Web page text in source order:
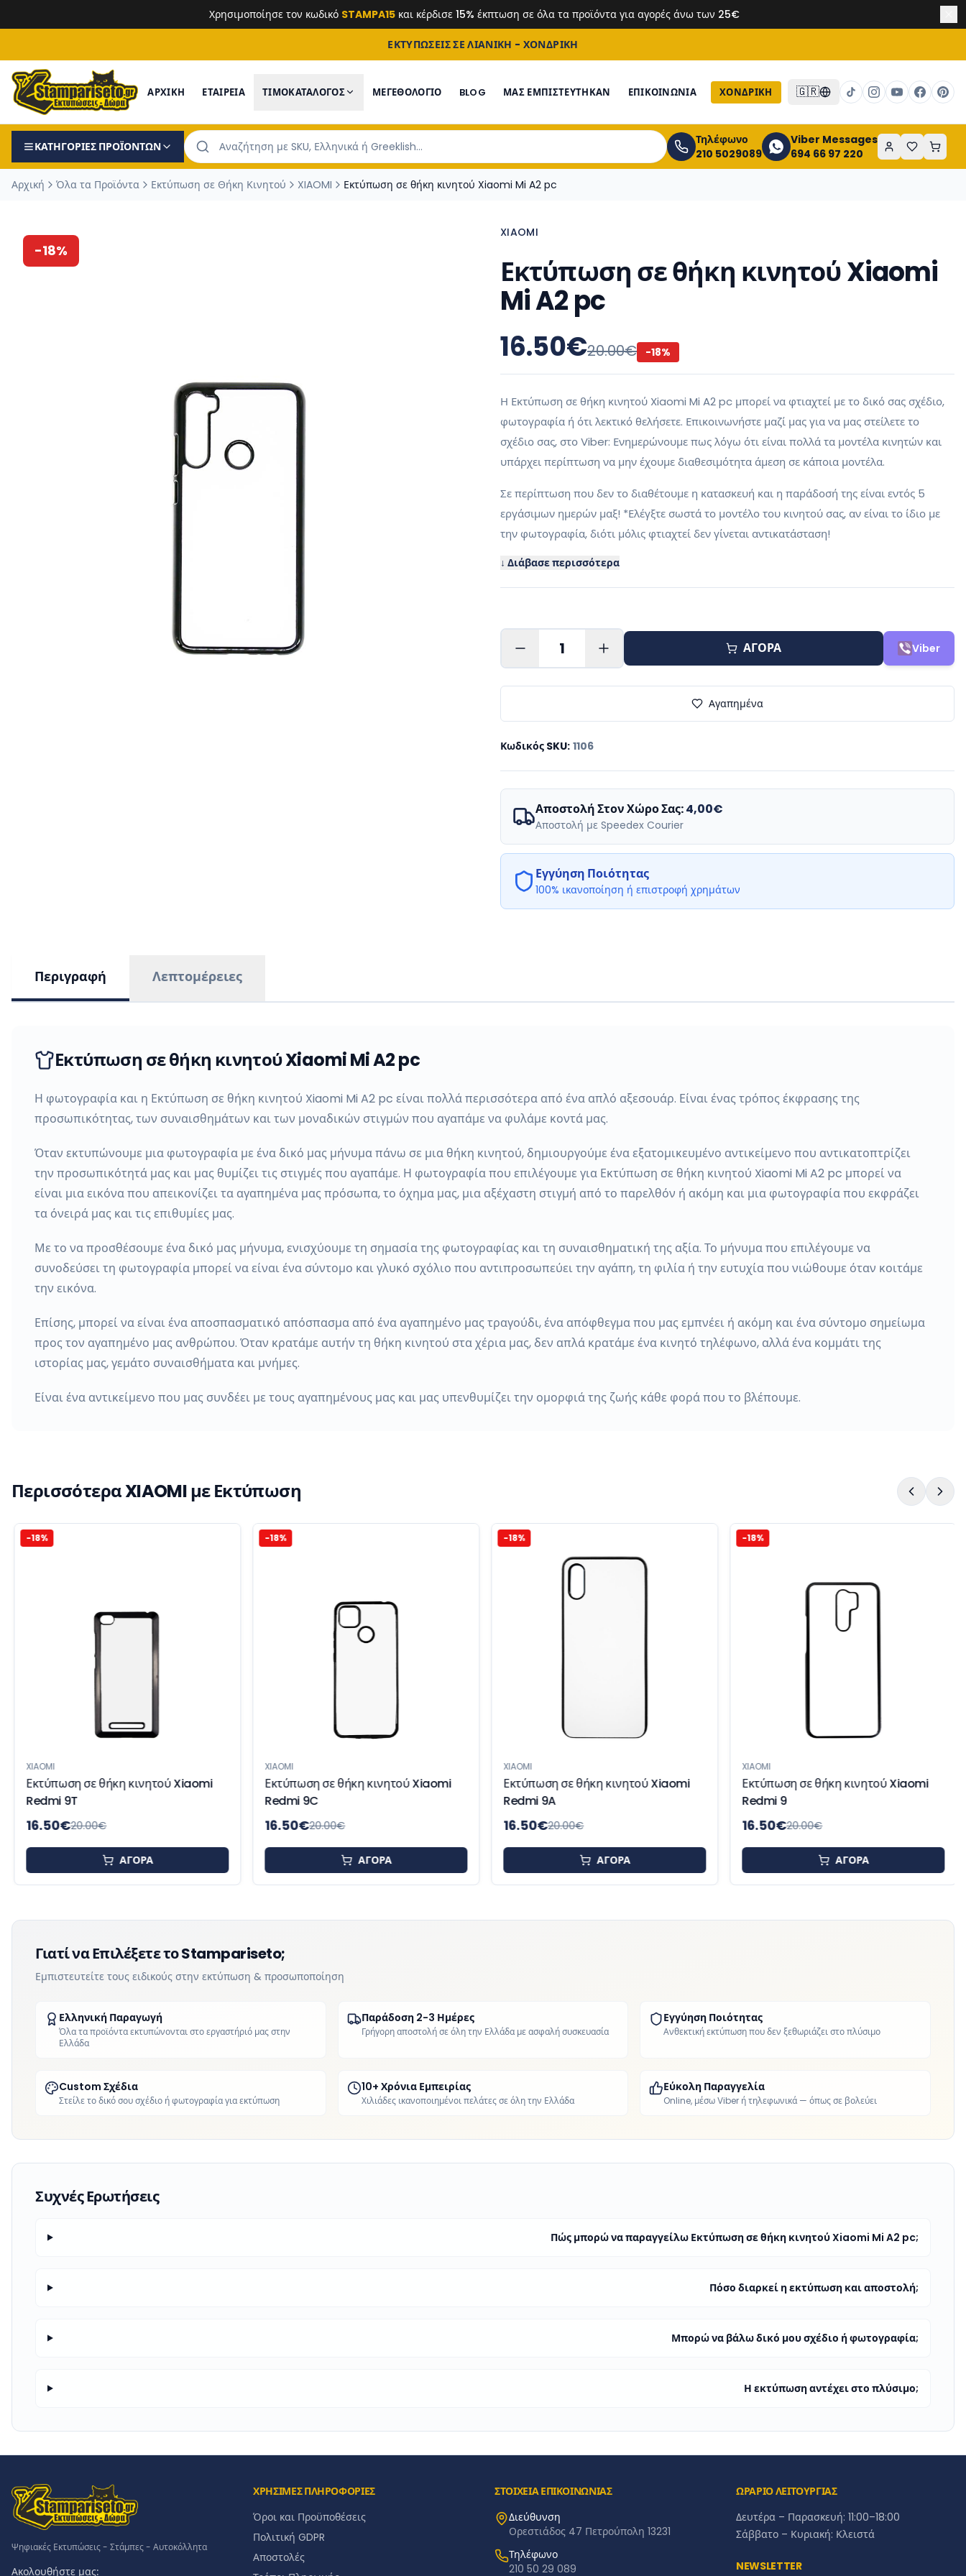
Χρησιμοποίησε τον κωδικό STAMPA15 και κέρδισε 15% έκπτωση σε όλα τα προϊόντα για αγορές άνω των 25€
ΕΚΤΥΠΩΣΕΙΣ ΣΕ ΛΙΑΝΙΚΗ - ΧΟΝΔΡΙΚΗ
ΑΡΧΙΚΗ ΕΤΑΙΡΕΙΑ ΤΙΜΟΚΑΤΑΛΟΓΟΣ ΜΕΓΕΘΟΛΟΓΙΟ BLOG ΜΑΣ ΕΜΠΙΣΤΕΎΤΗΚΑΝ ΕΠΙΚΟΙΝΩΝΙΑ ΧΟΝΔΡΙΚΉ 🇬🇷
ΚΑΤΗΓΟΡΙΕΣ ΠΡΟΪΟΝΤΩΝ
Τηλέφωνο
210 5029089
Viber Messages
694 66 97 220
Αρχική Όλα τα Προϊόντα Εκτύπωση σε Θήκη Κινητού XIAOMI Εκτύπωση σε θήκη κινητού Xiaomi Mi A2 pc
-18%
XIAOMI
Εκτύπωση σε θήκη κινητού Xiaomi
Mi A2 pc
16.50€20.00€ -18%
Η Εκτύπωση σε θήκη κινητού Xiaomi Mi A2 pc μπορεί να φτιαχτεί με το δικό σας σχέδιο,
φωτογραφία ή ότι λεκτικό θελήσετε. Επικοινωνήστε μαζί μας για να μας στείλετε το
σχέδιο σας, στο Viber: Ενημερώνουμε πως λόγω ότι είναι πολλά τα μοντέλα κινητών και
υπάρχει περίπτωση να μην έχουμε διαθεσιμότητα άμεση σε κάποια μοντέλα.
Σε περίπτωση που δεν το διαθέτουμε η κατασκευή και η παράδοσή της είναι εντός 5
εργάσιμων ημερών μαξ! *Ελέγξτε σωστά το μοντέλο του κινητού σας, αν είναι το ίδιο με
την φωτογραφία, διότι μόλις φτιαχτεί δεν γίνεται αντικατάσταση!
↓ Διάβασε περισσότερα
1 ΑΓΟΡΑ Viber
Αγαπημένα
Κωδικός SKU: 1106
Αποστολή Στον Χώρο Σας:4,00€
Αποστολή με Speedex Courier
Εγγύηση Ποιότητας
100% ικανοποίηση ή επιστροφή χρημάτων
Περιγραφή Λεπτομέρειες
Εκτύπωση σε θήκη κινητού Xiaomi Mi A2 pc
Η φωτογραφία και η Εκτύπωση σε θήκη κινητού Xiaomi Mi A2 pc είναι πολλά περισσότερα από ένα απλό αξεσουάρ. Είναι ένας τρόπος έκφρασης της
προσωπικότητας, των συναισθημάτων και των μοναδικών στιγμών που αγαπάμε να φυλάμε κοντά μας.
Όταν εκτυπώνουμε μια φωτογραφία με ένα δικό μας μήνυμα πάνω σε μια θήκη κινητού, δημιουργούμε ένα εξατομικευμένο αντικείμενο που αντικατοπτρίζει
την προσωπικότητά μας και μας θυμίζει τις στιγμές που αγαπάμε. Η φωτογραφία που επιλέγουμε για Εκτύπωση σε θήκη κινητού Xiaomi Mi A2 pc μπορεί να
είναι μια εικόνα που απεικονίζει τα αγαπημένα μας πρόσωπα, το όχημα μας, μια αξέχαστη στιγμή από το παρελθόν ή ακόμη και μια φωτογραφία που εκφράζει
τα όνειρά μας και τις επιθυμίες μας.
Με το να προσθέσουμε ένα δικό μας μήνυμα, ενισχύουμε τη σημασία της φωτογραφίας και τη συναισθηματική της αξία. Το μήνυμα που επιλέγουμε να
συνοδεύσει τη φωτογραφία μπορεί να είναι ένα σύντομο και γλυκό σχόλιο που αντιπροσωπεύει την αγάπη, τη φιλία ή την ευτυχία που νιώθουμε όταν κοιτάμε
την εικόνα.
Επίσης, μπορεί να είναι ένα αποσπασματικό απόσπασμα από ένα αγαπημένο μας τραγούδι, ένα απόφθεγμα που μας εμπνέει ή ακόμη και ένα σύντομο σημείωμα
προς τον αγαπημένο μας ανθρώπου. Όταν κρατάμε αυτήν τη θήκη κινητού στα χέρια μας, δεν απλά κρατάμε ένα κινητό τηλέφωνο, αλλά ένα κομμάτι της
ιστορίας μας, γεμάτο συναισθήματα και μνήμες.
Είναι ένα αντικείμενο που μας συνδέει με τους αγαπημένους μας και μας υπενθυμίζει την ομορφιά της ζωής κάθε φορά που το βλέπουμε.
Περισσότερα XIAOMI με Εκτύπωση
-18%
XIAOMI
Εκτύπωση σε θήκη κινητού Xiaomi
Redmi 9T
16.50€20.00€
ΑΓΟΡΑ
-18%
XIAOMI
Εκτύπωση σε θήκη κινητού Xiaomi
Redmi 9C
16.50€20.00€
ΑΓΟΡΑ
-18%
XIAOMI
Εκτύπωση σε θήκη κινητού Xiaomi
Redmi 9A
16.50€20.00€
ΑΓΟΡΑ
-18%
XIAOMI
Εκτύπωση σε θήκη κινητού Xiaomi
Redmi 9
16.50€20.00€
ΑΓΟΡΑ
Γιατί να Επιλέξετε το Stampariseto;
Εμπιστευτείτε τους ειδικούς στην εκτύπωση & προσωποποίηση
Ελληνική Παραγωγή
Όλα τα προϊόντα εκτυπώνονται στο εργαστήριό μας στην
Ελλάδα
Παράδοση 2-3 Ημέρες
Γρήγορη αποστολή σε όλη την Ελλάδα με ασφαλή συσκευασία
Εγγύηση Ποιότητας
Ανθεκτική εκτύπωση που δεν ξεθωριάζει στο πλύσιμο
Custom Σχέδια
Στείλε το δικό σου σχέδιο ή φωτογραφία για εκτύπωση
10+ Χρόνια Εμπειρίας
Χιλιάδες ικανοποιημένοι πελάτες σε όλη την Ελλάδα
Εύκολη Παραγγελία
Online, μέσω Viber ή τηλεφωνικά — όπως σε βολεύει
Συχνές Ερωτήσεις
Πώς μπορώ να παραγγείλω Εκτύπωση σε θήκη κινητού Xiaomi Mi A2 pc;
Πόσο διαρκεί η εκτύπωση και αποστολή;
Μπορώ να βάλω δικό μου σχέδιο ή φωτογραφία;
Η εκτύπωση αντέχει στο πλύσιμο;
Ψηφιακές Εκτυπώσεις - Στάμπες - Αυτοκόλλητα
Ακολουθήστε μας:
ΧΡΗΣΙΜΕΣ ΠΛΗΡΟΦΟΡΙΕΣ
Όροι και Προϋποθέσεις
Πολιτική GDPR
Αποστολές
ΣΤΟΙΧΕΙΑ ΕΠΙΚΟΙΝΩΝΙΑΣ
Διεύθυνση
Ορεστιάδος 47 Πετρούπολη 13231
Τηλέφωνο
210 50 29 089
ΩΡΑΡΙΟ ΛΕΙΤΟΥΡΓΙΑΣ
Δευτέρα – Παρασκευή: 11:00–18:00
Σάββατο – Κυριακή: Κλειστά
NEWSLETTER